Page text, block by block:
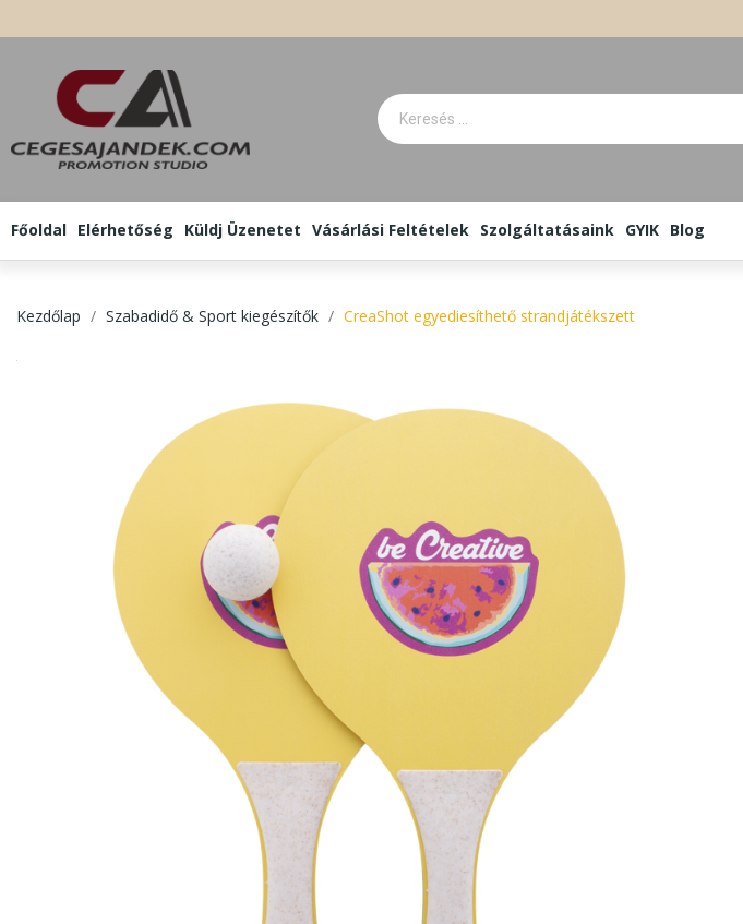
Főoldal Elérhetőség Küldj Üzenetet Vásárlási Feltételek Szolgáltatásaink GYIK Blog
Kezdőlap Szabadidő & Sport kiegészítők CreaShot egyediesíthető strandjátékszett